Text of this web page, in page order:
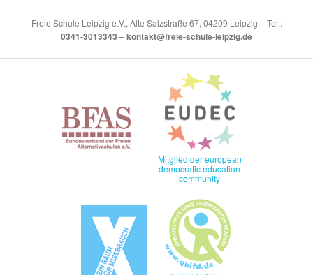
Freie Schule Leipzig e.V., Alte Salzstraße 67, 04209 Leipzig – Tel.:
0341-3013343 –kontakt@freie-schule-leipzig.de
Mitglied der european
democratic education
community